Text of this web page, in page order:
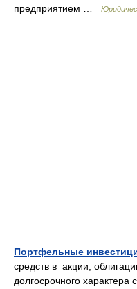
предприятием …
Портфельные
средств в акции,
долгосрочного